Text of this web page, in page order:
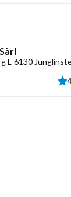
L-6130